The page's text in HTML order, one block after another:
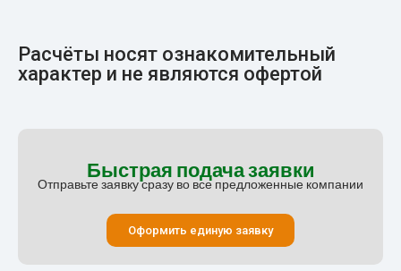
Расчёты носят ознакомительный
характер и не являются офертой
Быстрая подача заявки
Отправьте заявку сразу во все предложенные компании
Оформить единую заявку